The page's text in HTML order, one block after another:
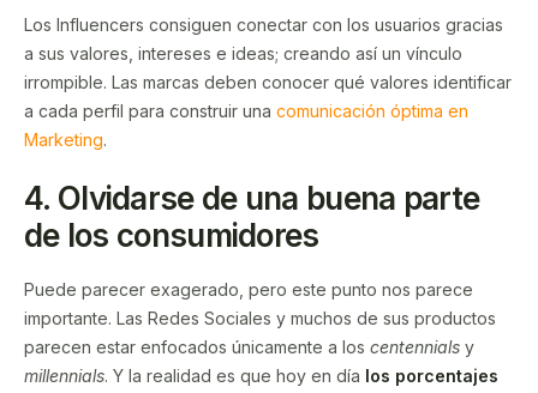
Los Influencers consiguen conectar con los usuarios gracias
a sus valores, intereses e ideas; creando así un vínculo
irrompible. Las marcas deben conocer qué valores identificar
a cada perfil para construir una comunicación óptima en
Marketing.
4. Olvidarse de una buena parte
de los consumidores
Puede parecer exagerado, pero este punto nos parece
importante. Las Redes Sociales y muchos de sus productos
parecen estar enfocados únicamente a los centennials y
millennials. Y la realidad es que hoy en día los porcentajes